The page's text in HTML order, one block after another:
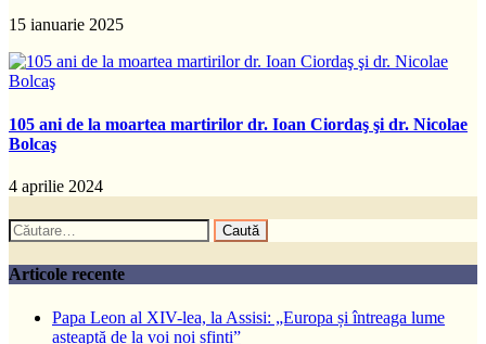
15 ianuarie 2025
105 ani de la moartea martirilor dr. Ioan Ciordaş şi dr. Nicolae
Bolcaş
4 aprilie 2024
Caută
după:
Articole recente
Papa Leon al XIV-lea, la Assisi: „Europa și întreaga lume
așteaptă de la voi noi sfinți”